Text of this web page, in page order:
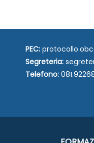
PEC:
Segreteria:
Telefono: